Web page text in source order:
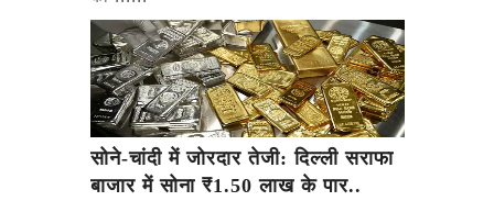
सोने-चांदी में जोरदार तेजी: दिल्ली सराफा
बाजार में सोना ₹1.50 लाख के पार..